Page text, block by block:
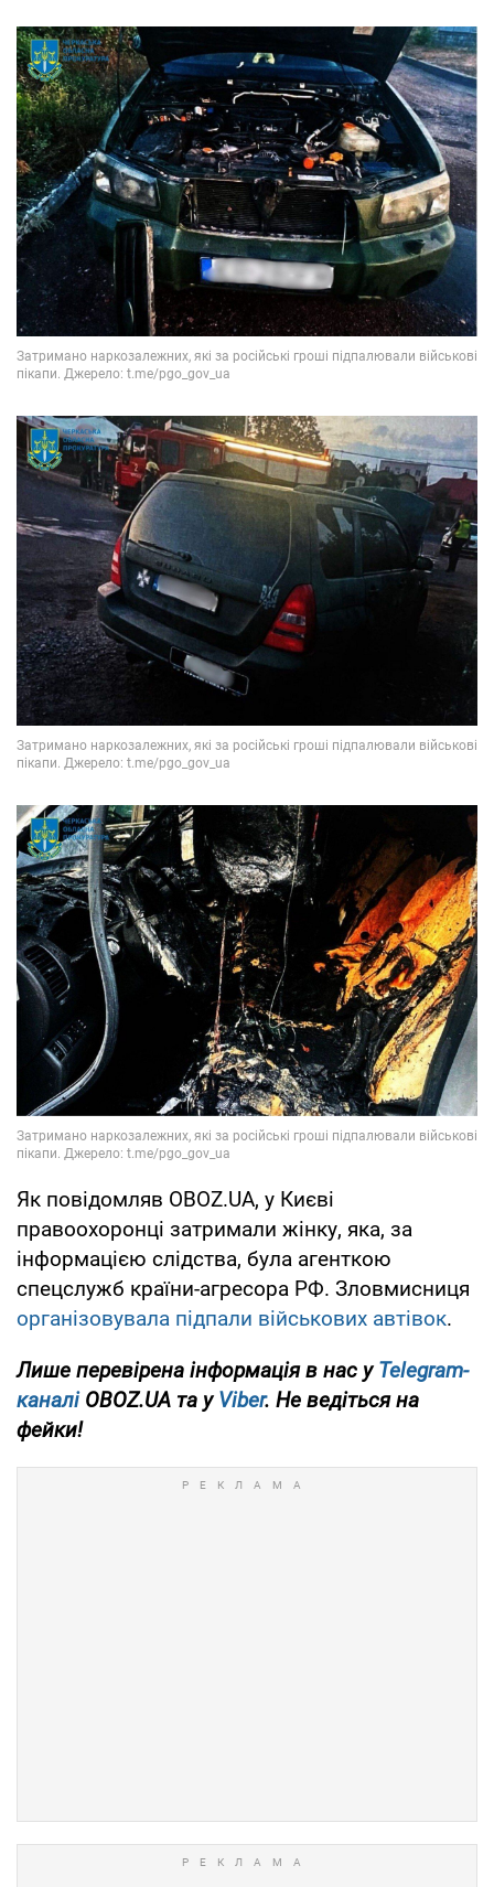
Як повідомляв OBOZ.UA, у Києві
правоохоронці затримали жінку, яка, за
інформацією слідства, була агенткою
спецслужб країни-агресора РФ. Зловмисниця
організовувала підпали військових автівок.
Лише перевірена інформація в нас уTelegram-
каналіOBOZ.UA та уViber. Не ведіться на
фейки!